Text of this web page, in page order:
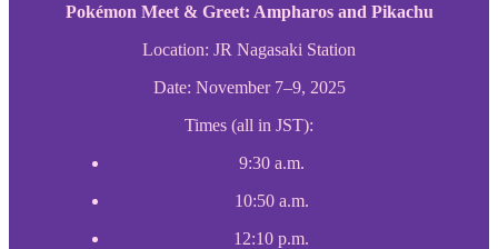
Pokémon Meet & Greet: Ampharos and Pikachu
Location: JR Nagasaki Station
Date: November 7–9, 2025
Times (all in JST):
9:30 a.m.
10:50 a.m.
12:10 p.m.